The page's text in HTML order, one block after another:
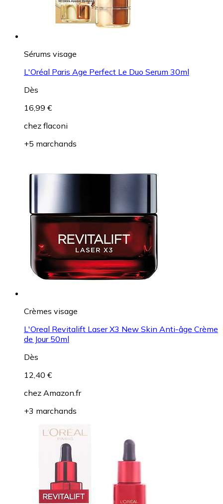
Sérums visage
L'Oréal Paris Age Perfect Le Duo Serum 30ml
Dès
16,99 €
chez flaconi
+5 marchands
Crèmes visage
L'Oreal Revitalift Laser X3 New Skin Anti-âge Crème
de Jour 50ml
Dès
12,40 €
chez Amazon.fr
+3 marchands